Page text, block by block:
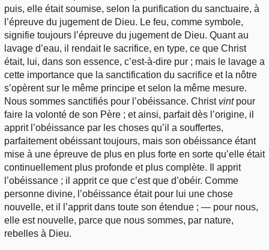
puis, elle était soumise, selon la purification du sanctuaire, à
l’épreuve du jugement de Dieu. Le feu, comme symbole,
signifie toujours l’épreuve du jugement de Dieu. Quant au
lavage d’eau, il rendait le sacrifice, en type, ce que Christ
était, lui, dans son essence, c’est-à-dire pur ; mais le lavage a
cette importance que la sanctification du sacrifice et la nôtre
s’opèrent sur le même principe et selon la même mesure.
Nous sommes sanctifiés pour l’obéissance. Christ vint pour
faire la volonté de son Père ; et ainsi, parfait dès l’origine, il
apprit l’obéissance par les choses qu’il a souffertes,
parfaitement obéissant toujours, mais son obéissance étant
mise à une épreuve de plus en plus forte en sorte qu’elle était
continuellement plus profonde et plus complète. Il apprit
l’obéissance ; il apprit ce que c’est que d’obéir. Comme
personne divine, l’obéissance était pour lui une chose
nouvelle, et il l’apprit dans toute son étendue ; — pour nous,
elle est nouvelle, parce que nous sommes, par nature,
rebelles à Dieu.